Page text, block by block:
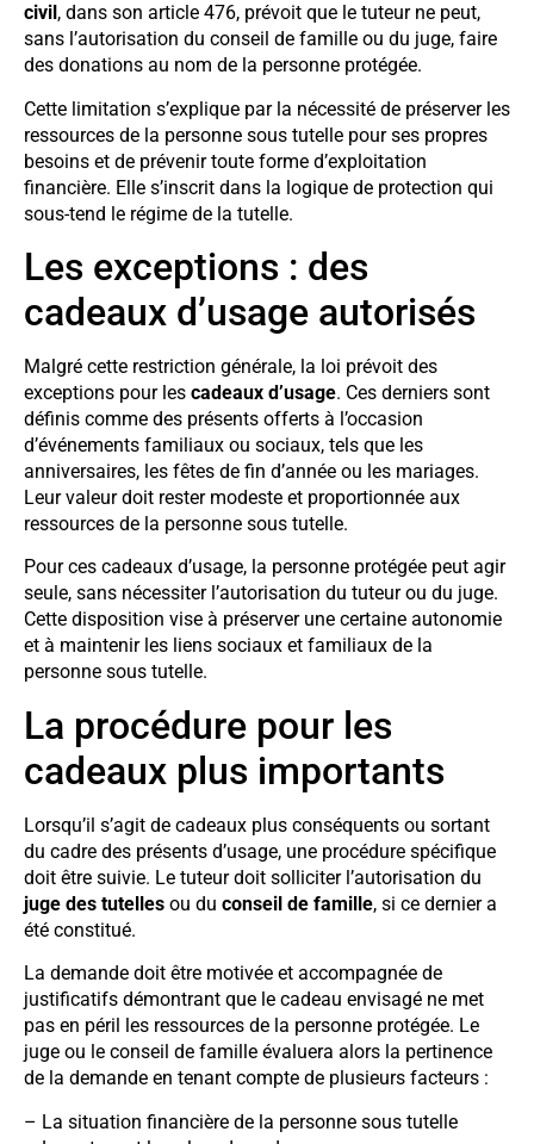
civil , dans son article 476, prévoit que le tuteur ne peut,
sans l’autorisation du conseil de famille ou du juge, faire
des donations au nom de la personne protégée.
Cette limitation s’explique par la nécessité de préserver les
ressources de la personne sous tutelle pour ses propres
besoins et de prévenir toute forme d’exploitation
financière. Elle s’inscrit dans la logique de protection qui
sous-tend le régime de la tutelle.
Les exceptions : des
cadeaux d’usage autorisés
Malgré cette restriction générale, la loi prévoit des
exceptions pour les cadeaux d’usage. Ces derniers sont
définis comme des présents offerts à l’occasion
d’événements familiaux ou sociaux, tels que les
anniversaires, les fêtes de fin d’année ou les mariages.
Leur valeur doit rester modeste et proportionnée aux
ressources de la personne sous tutelle.
Pour ces cadeaux d’usage, la personne protégée peut agir
seule, sans nécessiter l’autorisation du tuteur ou du juge.
Cette disposition vise à préserver une certaine autonomie
et à maintenir les liens sociaux et familiaux de la
personne sous tutelle.
La procédure pour les
cadeaux plus importants
Lorsqu’il s’agit de cadeaux plus conséquents ou sortant
du cadre des présents d’usage, une procédure spécifique
doit être suivie. Le tuteur doit solliciter l’autorisation du
juge des tutelles ou du conseil de famille, si ce dernier a
été constitué.
La demande doit être motivée et accompagnée de
justificatifs démontrant que le cadeau envisagé ne met
pas en péril les ressources de la personne protégée. Le
juge ou le conseil de famille évaluera alors la pertinence
de la demande en tenant compte de plusieurs facteurs :
– La situation financière de la personne sous tutelle